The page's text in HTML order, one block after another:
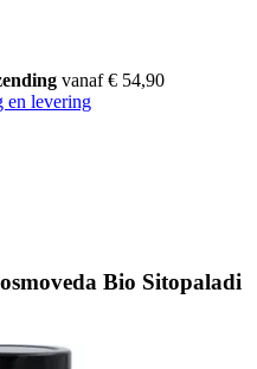
vanaf € 54,90
en levering
Bio Sitopaladi